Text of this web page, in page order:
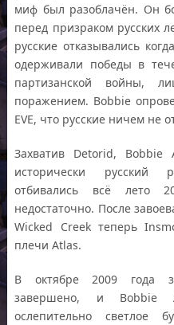
миф был разоблачён. Он
перед призраком русских
русские отказывались
одерживали победы в
партизанской войны,
поражением. Bobbie
EVE, что русские ничем не
Захватив Detorid, Bobbie
исторически русский
отбивались всё лето
недостаточно. После
Wicked Creek теперь
плечи Atlas.
В октябре 2009 года
завершено, и Bobbie
ослепительно светлое